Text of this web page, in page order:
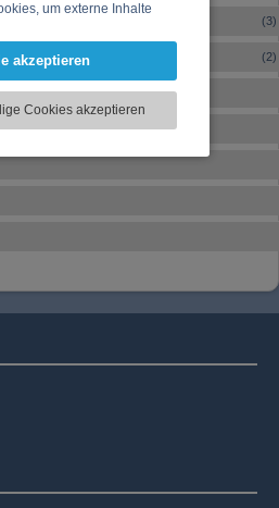
um externe Inhalte
Medien anbieten zu
werden ggf.
Verwendung unserer
und Analysen
akzeptieren
Cookies akzeptieren
(3)
(2)